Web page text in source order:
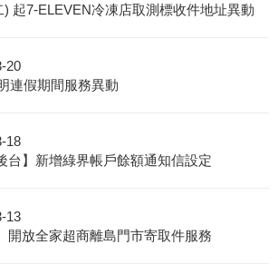
) 起7-ELEVEN冷凍店取測標收件地址異動
20
連假期間服務異動
18
台】新增綠界帳戶餘額通知信設定
13
開放全家超商離島門市寄取件服務